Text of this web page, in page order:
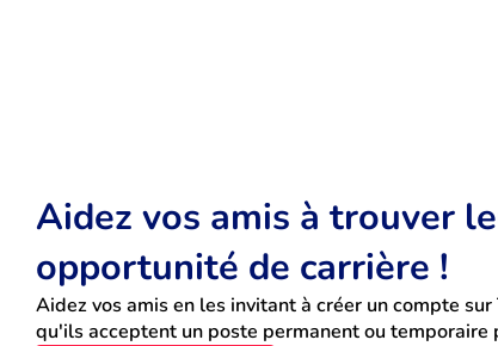
Aidez vos amis à trouver
opportunité de carrière !
Aidez vos amis en les invitant à créer un compte
qu'ils acceptent un poste permanent ou temporaire